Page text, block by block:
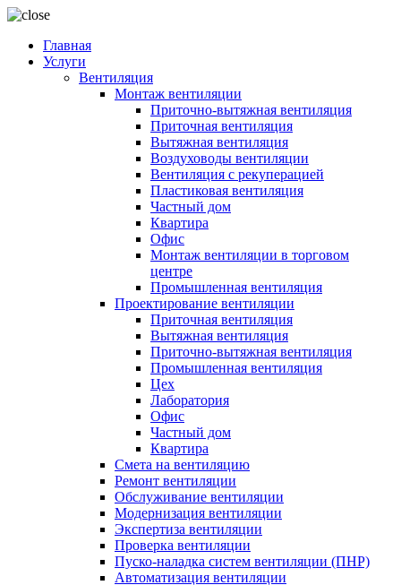
Главная
Услуги
Вентиляция
Монтаж вентиляции
Приточно-вытяжная вентиляция
Приточная вентиляция
Вытяжная вентиляция
Воздуховоды вентиляции
Вентиляция с рекуперацией
Пластиковая вентиляция
Частный дом
Квартира
Офис
Монтаж вентиляции в торговом
центре
Промышленная вентиляция
Проектирование вентиляции
Приточная вентиляция
Вытяжная вентиляция
Приточно-вытяжная вентиляция
Промышленная вентиляция
Цех
Лаборатория
Офис
Частный дом
Квартира
Смета на вентиляцию
Ремонт вентиляции
Обслуживание вентиляции
Модернизация вентиляции
Экспертиза вентиляции
Проверка вентиляции
Пуско-наладка систем вентиляции (ПНР)
Автоматизация вентиляции